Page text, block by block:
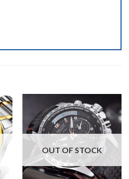
OUT OF STOCK